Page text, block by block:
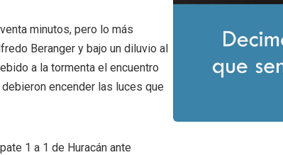
minutos, pero lo más
Beranger y bajo un diluvio al
a la tormenta el encuentro
encender las luces que
1 a 1 de Huracán ante